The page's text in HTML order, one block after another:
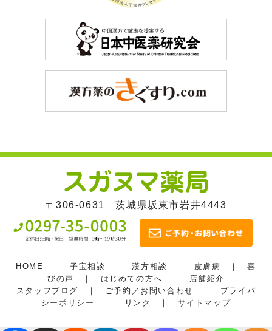
〒306-0631 茨城県坂東市岩井4443
HOME ｜子宝相談 ｜漢方相談 ｜ 皮膚病 ｜喜
びの声
｜ はじめての方へ ｜ 店舗紹介
スタッフブログ
｜ ご予約／お問い合わせ ｜ プライバ
シーポリシー
｜ リンク ｜ サイトマップ